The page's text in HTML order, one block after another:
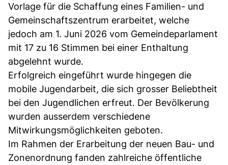
Vorlage für die Schaffung eines Familien- und
Gemeinschaftszentrum erarbeitet, welche
jedoch am 1. Juni 2026 vom Gemeindeparlament
mit 17 zu 16 Stimmen bei einer Enthaltung
abgelehnt wurde.
Erfolgreich eingeführt wurde hingegen die
mobile Jugendarbeit, die sich grosser Beliebtheit
bei den Jugendlichen erfreut. Der Bevölkerung
wurden ausserdem verschiedene
Mitwirkungsmöglichkeiten geboten.
Im Rahmen der Erarbeitung der neuen Bau- und
Zonenordnung fanden zahlreiche öffentliche